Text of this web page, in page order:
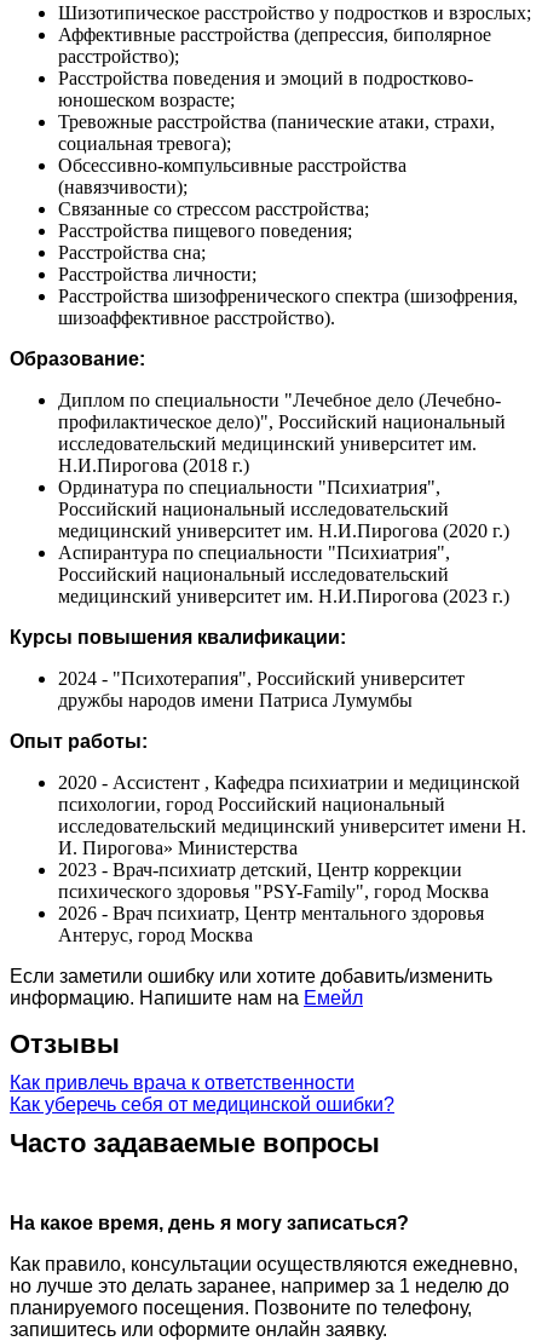
Шизотипическое расстройство у подростков и взрослых;
Аффективные расстройства (депрессия, биполярное
расстройство);
Расстройства поведения и эмоций в подростково-
юношеском возрасте;
Тревожные расстройства (панические атаки, страхи,
социальная тревога);
Обсессивно-компульсивные расстройства
(навязчивости);
Связанные со стрессом расстройства;
Расстройства пищевого поведения;
Расстройства сна;
Расстройства личности;
Расстройства шизофренического спектра (шизофрения,
шизоаффективное расстройство).
Образование:
Диплом по специальности "Лечебное дело (Лечебно-
профилактическое дело)", Российский национальный
исследовательский медицинский университет им.
Н.И.Пирогова (2018 г.)
Ординатура по специальности "Психиатрия",
Российский национальный исследовательский
медицинский университет им. Н.И.Пирогова (2020 г.)
Аспирантура по специальности "Психиатрия",
Российский национальный исследовательский
медицинский университет им. Н.И.Пирогова (2023 г.)
Курсы повышения квалификации:
2024 - "Психотерапия", Российский университет
дружбы народов имени Патриса Лумумбы
Опыт работы:
2020 - Ассистент , Кафедра психиатрии и медицинской
психологии, город Российский национальный
исследовательский медицинский университет имени Н.
И. Пирогова» Министерства
2023 - Врач-психиатр детский, Центр коррекции
психического здоровья "PSY-Family", город Москва
2026 - Врач психиатр, Центр ментального здоровья
Антерус, город Москва
Если заметили ошибку или хотите добавить/изменить
информацию. Напишите нам на Емейл
Отзывы
Как привлечь врача к ответственности
Как уберечь себя от медицинской ошибки?
Часто задаваемые вопросы
На какое время, день я могу записаться?
Как правило, консультации осуществляются ежедневно,
но лучше это делать заранее, например за 1 неделю до
планируемого посещения. Позвоните по телефону,
запишитесь или оформите онлайн заявку.